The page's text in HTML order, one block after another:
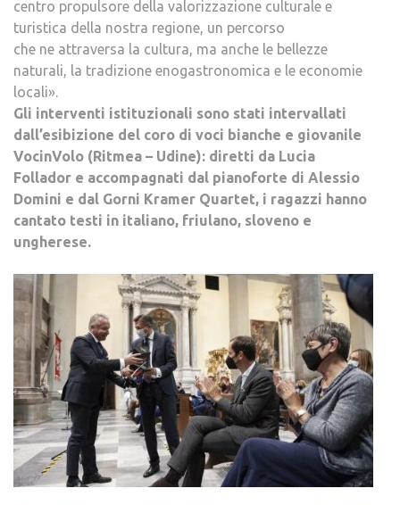
centro propulsore della valorizzazione culturale e
turistica della nostra regione, un percorso
che ne attraversa la cultura, ma anche le bellezze
naturali, la tradizione enogastronomica e le economie
locali».
Gli interventi istituzionali sono stati intervallati
dall’esibizione del coro di voci bianche e giovanile
VocinVolo (Ritmea – Udine): diretti da Lucia
Follador e accompagnati dal pianoforte di Alessio
Domini e dal Gorni Kramer Quartet, i ragazzi hanno
cantato testi in italiano, friulano, sloveno e
ungherese.